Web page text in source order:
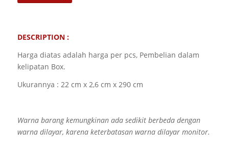
DESCRIPTION :
Harga diatas adalah harga per pcs, Pembelian dalam
kelipatan Box.
Ukurannya : 22 cm x 2,6 cm x 290 cm
Warna barang kemungkinan ada sedikit berbeda dengan
warna dilayar, karena keterbatasan warna dilayar monitor.